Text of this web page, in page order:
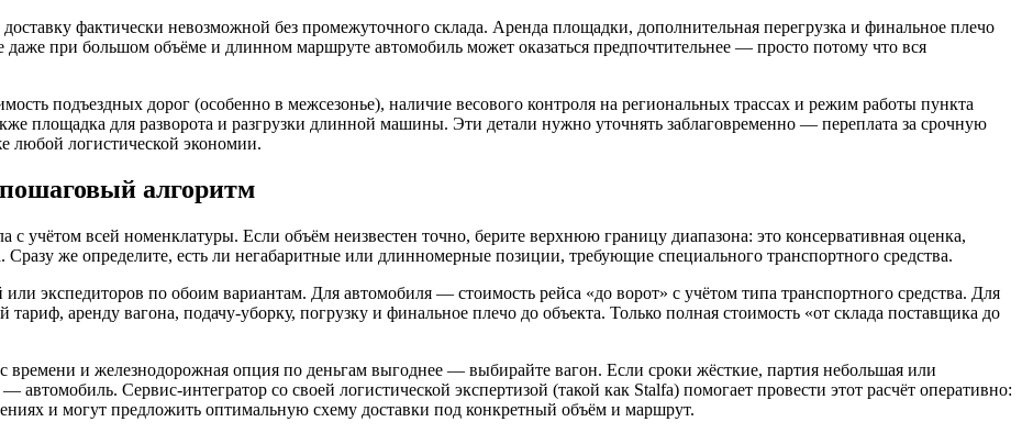
фактически невозможной без промежуточного склада. Аренда площадки, дополнительная перегрузка и финальное плечо
при большом объёме и длинном маршруте автомобиль может оказаться предпочтительнее — просто потому что вся
подъездных дорог (особенно в межсезонье), наличие весового контроля на региональных трассах и режим работы пункта
площадка для разворота и разгрузки длинной машины. Эти детали нужно уточнять заблаговременно — переплата за срочную
любой логистической экономии.
алгоритм
учётом всей номенклатуры. Если объём неизвестен точно, берите верхнюю границу диапазона: это консервативная оценка,
же определите, есть ли негабаритные или длинномерные позиции, требующие специального транспортного средства.
экспедиторов по обоим вариантам. Для автомобиля — стоимость рейса «до ворот» с учётом типа транспортного средства. Для
аренду вагона, подачу-уборку, погрузку и финальное плечо до объекта. Только полная стоимость «от склада поставщика до
времени и железнодорожная опция по деньгам выгоднее — выбирайте вагон. Если сроки жёсткие, партия небольшая или
автомобиль. Сервис-интегратор со своей логистической экспертизой (такой как Stalfa) помогает провести этот расчёт оперативно:
и могут предложить оптимальную схему доставки под конкретный объём и маршрут.